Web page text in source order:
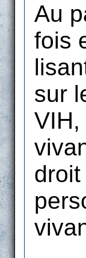
Au
fois
sur